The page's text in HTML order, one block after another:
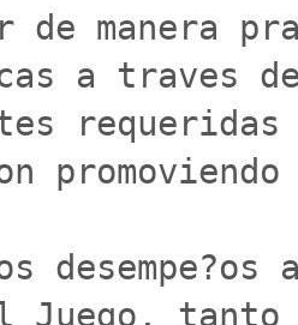
de manera
a traves
Juego, tanto